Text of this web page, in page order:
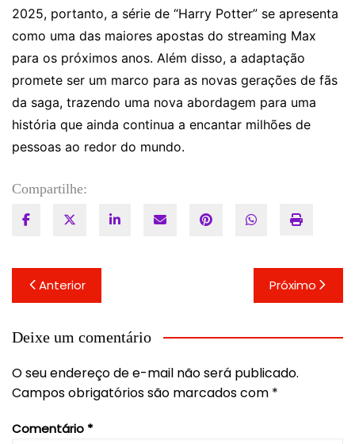
2025, portanto, a série de “Harry Potter” se apresenta
como uma das maiores apostas do streaming Max
para os próximos anos. Além disso, a adaptação
promete ser um marco para as novas gerações de fãs
da saga, trazendo uma nova abordagem para uma
história que ainda continua a encantar milhões de
pessoas ao redor do mundo.
Compartilhe:
Navegação
de
Post
Anterior Próximo
Deixe um comentário
O seu endereço de e-mail não será publicado.
Campos obrigatórios são marcados com *
Comentário *